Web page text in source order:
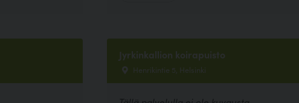
Jyrkinkallion koirapuisto
Henrikintie 5, Helsinki